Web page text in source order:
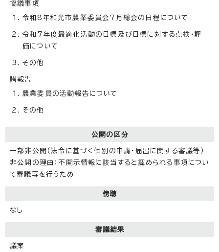
協議事項
令和8年和光市農業委員会7月総会の日程について
令和7年度最適化活動の目標及び目標に対する点検・評
価について
その他
諸報告
農業委員の活動報告について
その他
公開の区分
一部非公開（法令に基づく個別の申請・届出に関する審議等）
非公開の理由：不開示情報に該当すると認められる事項につい
て審議等を行うため
傍聴
なし
審議結果
議案